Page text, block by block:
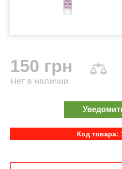
150 грн
Нет в наличии
Код товара: